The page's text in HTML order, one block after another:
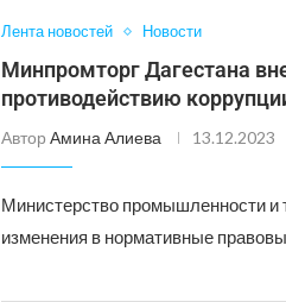
Лента новостей Новости
Минпромторг Дагестана
противодействию
Автор Амина Алиева 13.12.2023
Министерство промышленности и
изменения в нормативные